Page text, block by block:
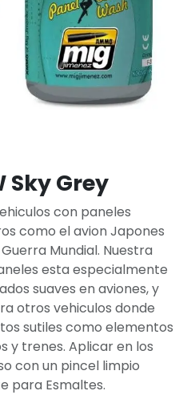
Sky Grey
con paneles
como el avion Japones
Mundial. Nuestra
esta especialmente
suaves en aviones, y
otros vehiculos donde
sutiles como elementos
y trenes. Aplicar en los
con un pincel limpio
para Esmaltes.